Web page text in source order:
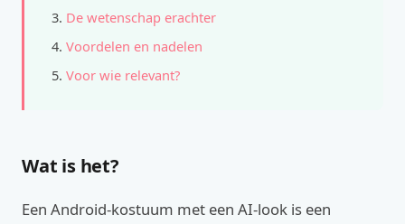
De wetenschap erachter
Voordelen en nadelen
Voor wie relevant?
Wat is het?
Een Android-kostuum met een AI-look is een